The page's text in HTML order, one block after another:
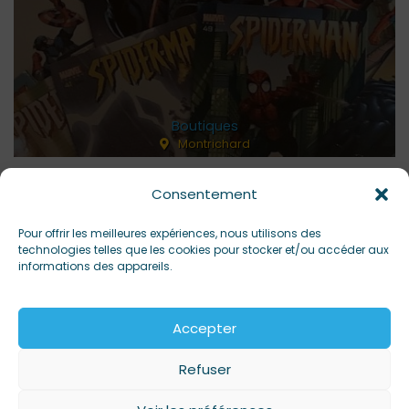
Consentement
Pour offrir les meilleures expériences, nous utilisons des
technologies telles que les cookies pour stocker et/ou accéder aux
informations des appareils.
Accepter
Refuser
Boutiques
Montrichard